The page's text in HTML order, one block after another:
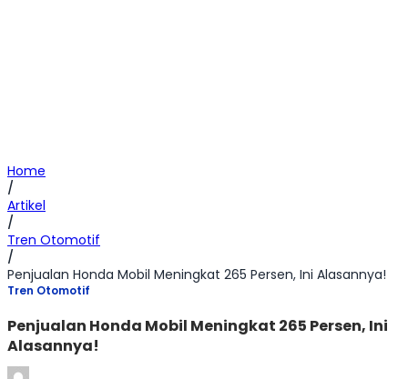
Home
/
Artikel
/
Tren Otomotif
/
Penjualan Honda Mobil Meningkat 265 Persen, Ini Alasannya!
Tren Otomotif
Penjualan Honda Mobil Meningkat 265 Persen, Ini
Alasannya!